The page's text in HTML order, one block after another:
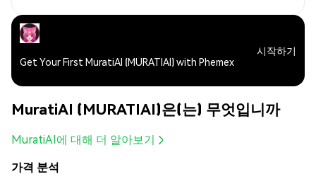
Get Your First MuratiAI (MURATIAI) with Phemex
시작하기
MuratiAI (MURATIAI)은(는) 무엇입니까
MuratiAI에 대해 더 알아보기
가격 분석